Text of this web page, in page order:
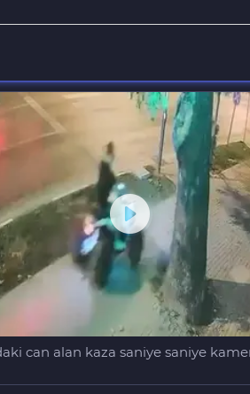
can alan kaza saniye saniye